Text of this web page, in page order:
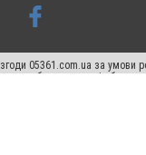
05361.com.ua за
абзацу в тексті або